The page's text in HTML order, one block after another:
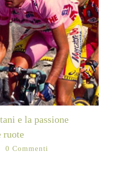
e la passione
ruote
0 Commenti